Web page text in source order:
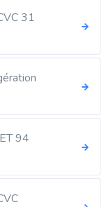
31
94